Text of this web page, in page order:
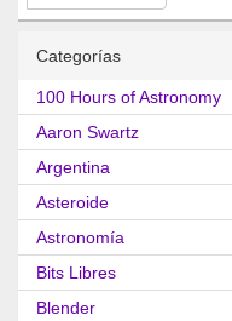
Categorías
100 Hours of Astronomy
Aaron Swartz
Argentina
Asteroide
Astronomía
Bits Libres
Blender